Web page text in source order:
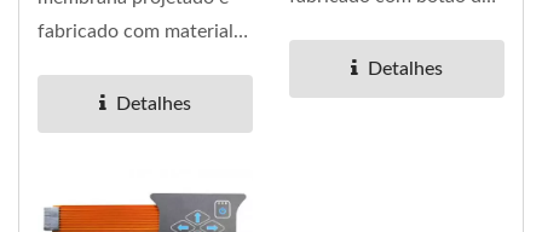
fabricado com material
Detalhes
instalado...Detalhes